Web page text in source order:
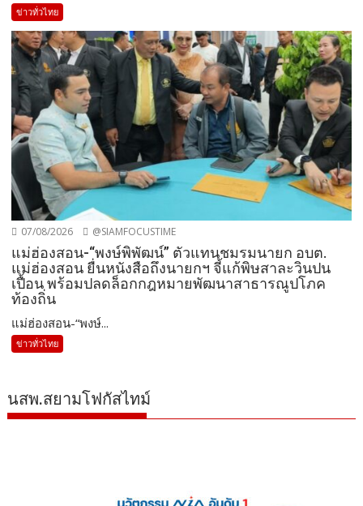
ข่าวทั่วไทย
07/08/2026 @SIAMFOCUSTIME
แม่ฮ่องสอน-“พงษ์พิพัฒน์” ตัวแทนชมรมนายก อบต.
แม่ฮ่องสอน ยื่นหนังสือถึงนายกฯ จี้แก้พิษสาละวินปน
เปื้อน พร้อมปลดล็อกกฎหมายพัฒนาสาธารณูปโภค
ท้องถิ่น
แม่ฮ่องสอน-“พงษ์...
ข่าวทั่วไทย
นสพ.สยามโฟกัสไทม์